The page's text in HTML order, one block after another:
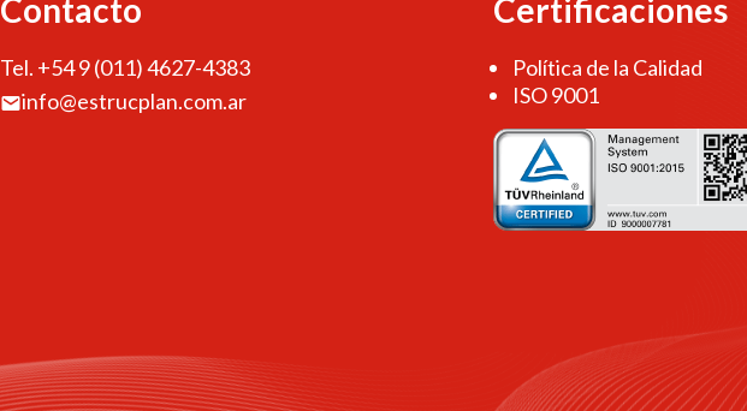
Contacto
Tel. +54 9 (011) 4627-4383
info@estrucplan.com.ar
Certificaciones
Política de la Calidad
ISO 9001